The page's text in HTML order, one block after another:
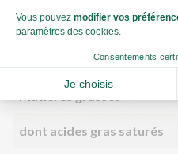
Énergie (kJ)
Énergie (kCal)
dont acides gras saturés